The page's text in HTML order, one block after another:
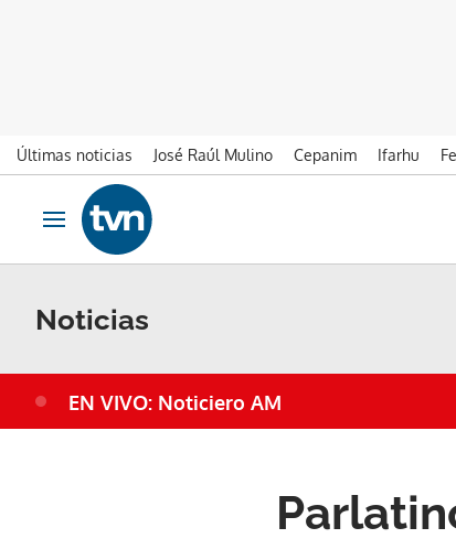
Últimas noticias José Raúl Mulino Cepanim Ifarhu
Ir al contenido
Obrir navegació
Noticias
EN VIVO: Noticiero AM